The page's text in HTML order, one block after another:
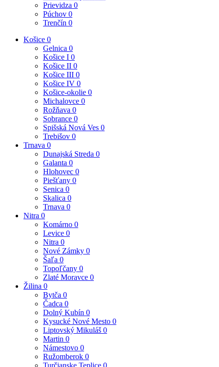
Prievidza 0
Púchov 0
Trenčín 0
Košice 0
Gelnica 0
Košice I 0
Košice II 0
Košice III 0
Košice IV 0
Košice-okolie 0
Michalovce 0
Rožňava 0
Sobrance 0
Spišská Nová Ves 0
Trebišov 0
Trnava 0
Dunajská Streda 0
Galanta 0
Hlohovec 0
Piešťany 0
Senica 0
Skalica 0
Trnava 0
Nitra 0
Komárno 0
Levice 0
Nitra 0
Nové Zámky 0
Šaľa 0
Topoľčany 0
Zlaté Moravce 0
Žilina 0
Bytča 0
Čadca 0
Dolný Kubín 0
Kysucké Nové Mesto 0
Liptovský Mikuláš 0
Martin 0
Námestovo 0
Ružomberok 0
Turčianske Teplice 0